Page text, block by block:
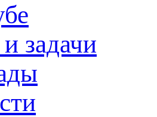
задачи